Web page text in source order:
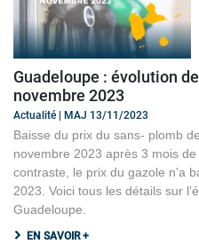
Guadeloupe : évolution
novembre 2023
Actualité | MAJ 13/11/2023
Baisse du prix du sans- plomb
novembre 2023 après 3 mois
contraste, le prix du gazole n'a
2023. Voici tous les détails sur
Guadeloupe.
EN SAVOIR +